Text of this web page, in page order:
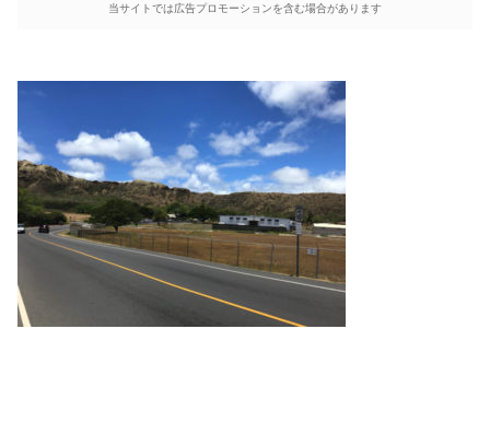
当サイトでは広告プロモーションを含む場合があります